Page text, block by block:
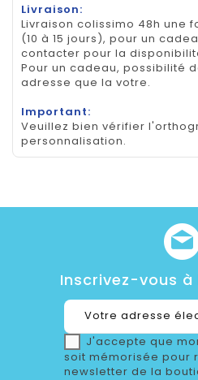
Livraison:
Livraison colissimo 48h une
(10 à 15 jours), pour un
contacter pour la
Pour un cadeau, possibilité
adresse que la votre.
Important:
Veuillez bien vérifier
personnalisation.
Inscrivez-vous
J'accepte que
soit mémorisée pour
newsletter de la